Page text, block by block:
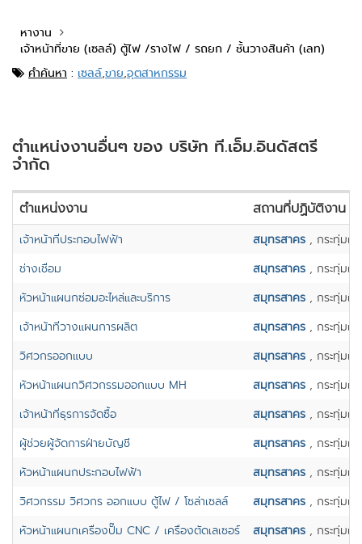
หางาน
เจ้าหน้าที่ขาย (เซลล์) ตู้ไฟ /รางไฟ / รถยก / ชั้นวางสินค้า (เลท)
คำค้นหา : เซลล์,ขาย,อุตสาหกรรม
ตำแหน่งงานอื่นๆ ของ บริษัท ที.เอ็ม.อินดัสตรี
จำกัด
ตำแหน่งงาน สถานที่ปฏิบัติงาน
เจ้าหน้าที่ประกอบไฟฟ้า สมุทรสาคร , กระทุ่มแ
ช่างเชื่อม
สมุทรสาคร , กระทุ่มแ
หัวหน้าแผนกซ่อมอะไหล่และบริการ
สมุทรสาคร , กระทุ่มแ
เจ้าหน้าที่วางแผนการผลิต
สมุทรสาคร , กระทุ่มแ
วิศวกรออกแบบ
สมุทรสาคร , กระทุ่มแ
หัวหน้าแผนกวิศวกรรมออกแบบ MH
สมุทรสาคร , กระทุ่มแ
เจ้าหน้าที่ธุรการจัดซื้อ
สมุทรสาคร , กระทุ่มแ
ผู้ช่วยผู้จัดการฝ่ายบัญชี
สมุทรสาคร , กระทุ่มแ
หัวหน้าแผนกประกอบไฟฟ้า
สมุทรสาคร , กระทุ่มแ
วิศวกรรม วิศวกร ออกแบบ ตู้ไฟ / โซล่าเซลล์
สมุทรสาคร , กระทุ่มแ
หัวหน้าแผนกเครื่องปั๊ม CNC / เครื่องตัดเลเซอร์
สมุทรสาคร , กระทุ่มแ